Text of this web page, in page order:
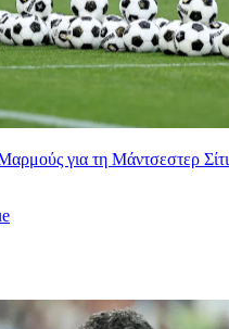
για τη Μάντσεστερ